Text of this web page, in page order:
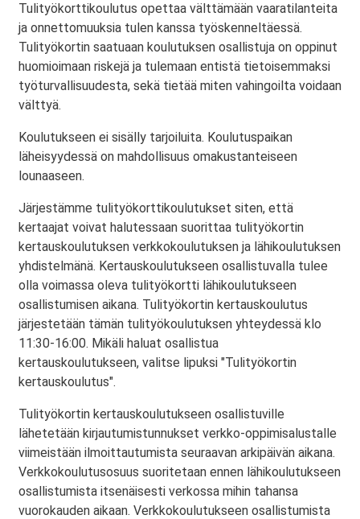
Tulityökorttikoulutus opettaa välttämään vaaratilanteita
ja onnettomuuksia tulen kanssa työskenneltäessä.
Tulityökortin saatuaan koulutuksen osallistuja on oppinut
huomioimaan riskejä ja tulemaan entistä tietoisemmaksi
työturvallisuudesta, sekä tietää miten vahingoilta voidaan
välttyä.
Koulutukseen ei sisälly tarjoiluita. Koulutuspaikan
läheisyydessä on mahdollisuus omakustanteiseen
lounaaseen.
Järjestämme tulityökorttikoulutukset siten, että
kertaajat voivat halutessaan suorittaa tulityökortin
kertauskoulutuksen verkkokoulutuksen ja lähikoulutuksen
yhdistelmänä. Kertauskoulutukseen osallistuvalla tulee
olla voimassa oleva tulityökortti lähikoulutukseen
osallistumisen aikana. Tulityökortin kertauskoulutus
järjestetään tämän tulityökoulutuksen yhteydessä klo
11:30-16:00. Mikäli haluat osallistua
kertauskoulutukseen, valitse lipuksi "Tulityökortin
kertauskoulutus".
Tulityökortin kertauskoulutukseen osallistuville
lähetetään kirjautumistunnukset verkko-oppimisalustalle
viimeistään ilmoittautumista seuraavan arkipäivän aikana.
Verkkokoulutusosuus suoritetaan ennen lähikoulutukseen
osallistumista itsenäisesti verkossa mihin tahansa
vuorokauden aikaan. Verkkokoulutukseen osallistumista